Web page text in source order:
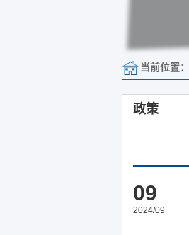
当前位置：
政策
09
2024/09